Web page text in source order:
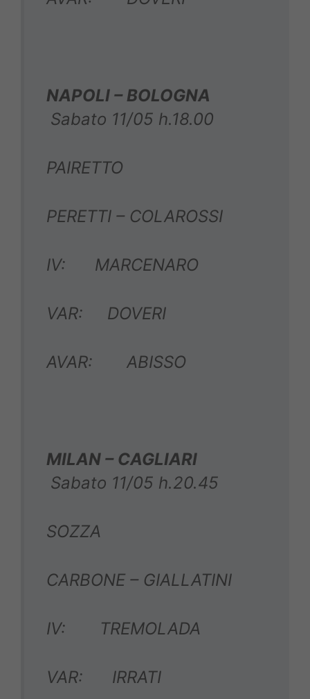
NAPOLI – BOLOGNA
Sabato 11/05 h.18.00
PAIRETTO
PERETTI – COLAROSSI
IV: MARCENARO
VAR: DOVERI
AVAR: ABISSO
MILAN – CAGLIARI
Sabato 11/05 h.20.45
SOZZA
CARBONE – GIALLATINI
IV: TREMOLADA
VAR: IRRATI